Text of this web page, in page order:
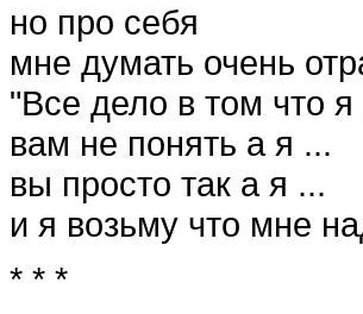
но про себя
мне думать очень
"Все дело в том что я
вам не понять а я ...
вы просто так а я ...
и я возьму что мне
* * *